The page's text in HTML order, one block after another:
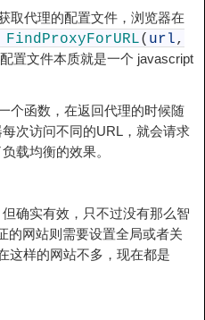
取代理的配置文件，浏览器在
FindProxyForURL( url,
置文件本质就是一个 javascript
个函数，在返回代理的时候随
次访问不同的URL，就会请求
载均衡的效果。
确实有效，只不过没有那么智
的网站则需要设置全局或者关
这样的网站不多，现在都是